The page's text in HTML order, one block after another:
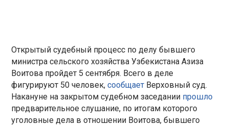
Открытый судебный процесс по делу бывшего
министра сельского хозяйства Узбекистана Азиза
Воитова пройдет 5 сентября. Всего в деле
фигурируют 50 человек,сообщает Верховный суд.
Накануне на закрытом судебном заседании прошло
предварительное слушание, по итогам которого
уголовные дела в отношении Воитова, бывшего